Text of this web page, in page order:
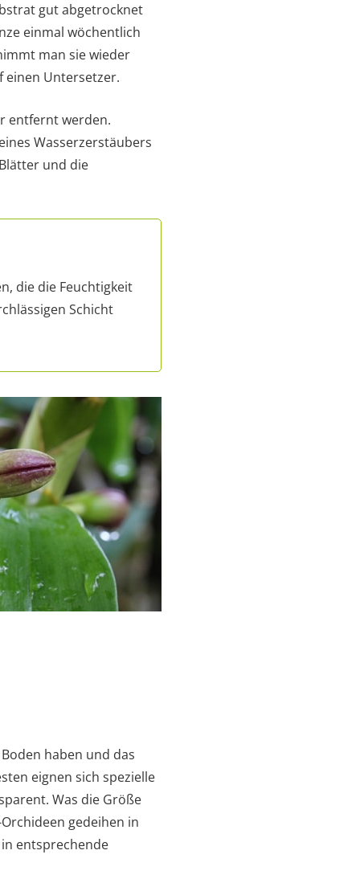
gut abgetrocknet
einmal wöchentlich
man sie wieder
einen Untersetzer.
entfernt werden.
Wasserzerstäubers
und die
die die Feuchtigkeit
Schicht
haben und das
eignen sich spezielle
Was die Größe
gedeihen in
entsprechende